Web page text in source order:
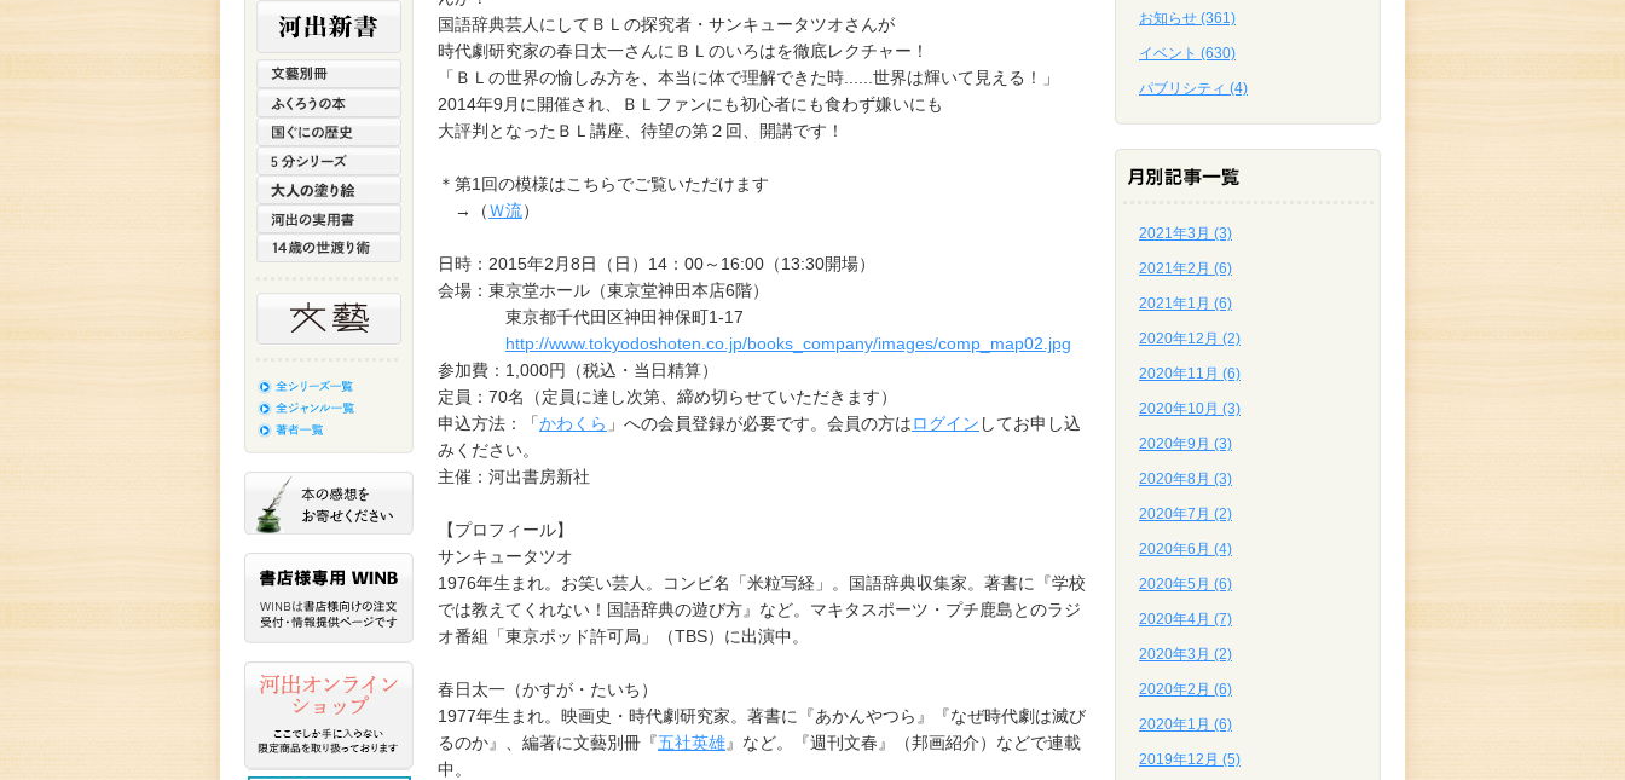
国語辞典芸人にしてＢＬの探究者・サンキュータツオさんが
時代劇研究家の春日太一さんにＢＬのいろはを徹底レクチャー！
「ＢＬの世界の愉しみ方を、本当に体で理解できた時......世界は輝いて見える！」
2014年9月に開催され、ＢＬファンにも初心者にも食わず嫌いにも
大評判となったＢＬ講座、待望の第２回、開講です！
＊第1回の模様はこちらでご覧いただけます
→（Ｗ流）
日時：2015年2月8日（日）14：00～16:00（13:30開場）
会場：東京堂ホール（東京堂神田本店6階）
東京都千代田区神田神保町1-17
http://www.tokyodoshoten.co.jp/books_company/images/comp_map02.jpg
参加費：1,000円（税込・当日精算）
定員：70名（定員に達し次第、締め切らせていただきます）
申込方法：「かわくら 」への会員登録が必要です。会員の方はログイン してお申し込
みください。
主催：河出書房新社
【プロフィール】
サンキュータツオ
1976年生まれ。お笑い芸人。コンビ名「米粒写経」。国語辞典収集家。著書に『学校
では教えてくれない！国語辞典の遊び方』など。マキタスポーツ・プチ鹿島とのラジ
オ番組「東京ポッド許可局」（TBS）に出演中。
春日太一（かすが・たいち）
1977年生まれ。映画史・時代劇研究家。著書に『あかんやつら』『なぜ時代劇は滅び
るのか』、編著に文藝別冊『五社英雄』など。『週刊文春』（邦画紹介）などで連載
中。
お知らせ (361)
イベント (630)
パブリシティ (4)
2021年3月 (3)
2021年2月 (6)
2021年1月 (6)
2020年12月 (2)
2020年11月 (6)
2020年10月 (3)
2020年9月 (3)
2020年8月 (3)
2020年7月 (2)
2020年6月 (4)
2020年5月 (6)
2020年4月 (7)
2020年3月 (2)
2020年2月 (6)
2020年1月 (6)
2019年12月 (5)